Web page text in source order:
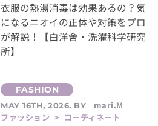
衣服の熱湯消毒は効果あるの？気
になるニオイの正体や対策をプロ
が解説！【白洋舍・洗濯科学研究
所】
MAY 16TH, 2026. BY
mari.M
ファッション > コーディネート